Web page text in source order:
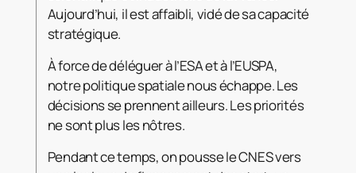
Aujourd’hui, il est affaibli, vidé de sa capacité
stratégique.
À force de déléguer à l’ESA et à l’EUSPA,
notre politique spatiale nous échappe. Les
décisions se prennent ailleurs. Les priorités
ne sont plus les nôtres.
Pendant ce temps, on pousse le CNES vers